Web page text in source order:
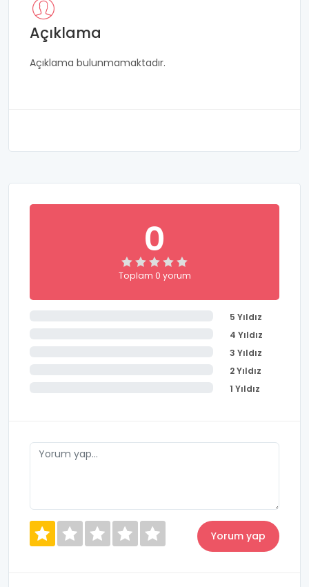
Açıklama
Açıklama bulunmamaktadır.
0
Toplam 0 yorum
5 Yıldız
4 Yıldız
3 Yıldız
2 Yıldız
1 Yıldız